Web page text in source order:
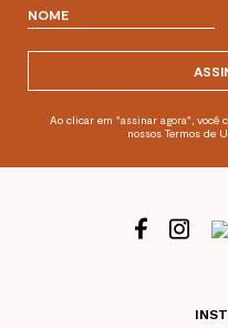
Ao clicar em "assinar agora", você
nossos Termos de